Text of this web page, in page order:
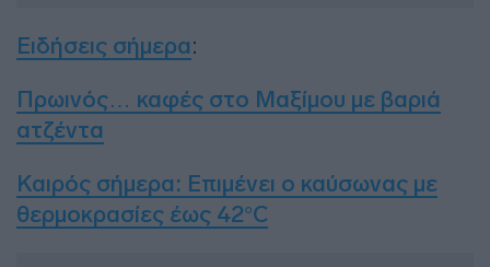
Ειδήσεις σήμερα:
Πρωινός… καφές στο Μαξίμου με βαριά
ατζέντα
Καιρός σήμερα: Επιμένει ο καύσωνας με
θερμοκρασίες έως 42°C